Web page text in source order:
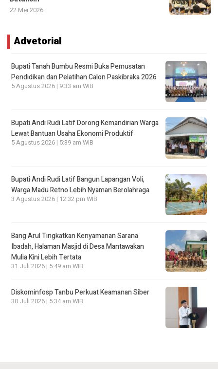
22 Mei 2026
Advetorial
Bupati Tanah Bumbu Resmi Buka Pemusatan
Pendidikan dan Pelatihan Calon Paskibraka 2026
5 Agustus 2026 | 9:33 am WIB
Bupati Andi Rudi Latif Dorong Kemandirian Warga
Lewat Bantuan Usaha Ekonomi Produktif
5 Agustus 2026 | 5:39 am WIB
Bupati Andi Rudi Latif Bangun Lapangan Voli,
Warga Madu Retno Lebih Nyaman Berolahraga
3 Agustus 2026 | 12:32 pm WIB
Bang Arul Tingkatkan Kenyamanan Sarana
Ibadah, Halaman Masjid di Desa Mantawakan
Mulia Kini Lebih Tertata
31 Juli 2026 | 5:49 am WIB
Diskominfosp Tanbu Perkuat Keamanan Siber
30 Juli 2026 | 5:34 am WIB